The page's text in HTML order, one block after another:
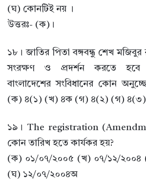
(ঘ) কোনটিই নয় ।
উত্তরঃ- (ক)।
১৮। জাতির পিতা বঙ্গবন্ধু শেখ মজিবুর
সংরক্ষণ ও প্রদর্শন করতে হবে
বাংলাদেশের সংবিধানের কোন
(ক) ৪(১) (খ) ৪ক (গ) ৪(২) (গ)
১৯। The registration
কোন তারিখ হতে কার্যকর হয়?
(ক) ০১/০৭/২০০৫ (খ) ০৭/১২/২০০৪
(ঘ) ১২/০৭/২০০৪অ